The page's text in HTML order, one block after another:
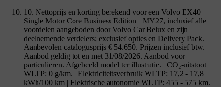
10. Nettoprijs en korting berekend voor een Volvo EX40
Single Motor Core Business Edition - MY27, inclusief alle
voordelen aangeboden door Volvo Car Belux en zijn
deelnemende verdelers; exclusief opties en Delivery Pack.
Aanbevolen catalogusprijs € 54.650. Prijzen inclusief btw.
Aanbod geldig tot en met 31/08/2026. Aanbod voor
particulieren. Afgebeeld model ter illustratie. | CO₂-uitstoot
WLTP: 0 g/km. | Elektriciteitsverbruik WLTP: 17,2 - 17,8
kWh/100 km | Elektrische autonomie WLTP: 455 - 575 km.